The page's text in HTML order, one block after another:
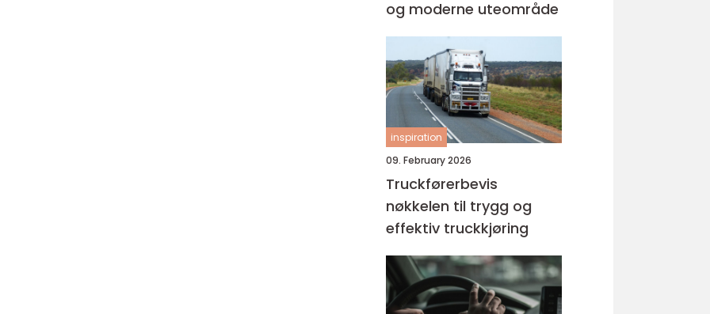
og moderne uteområde
inspiration
09. February 2026
Truckførerbevis
nøkkelen til trygg og
effektiv truckkjøring